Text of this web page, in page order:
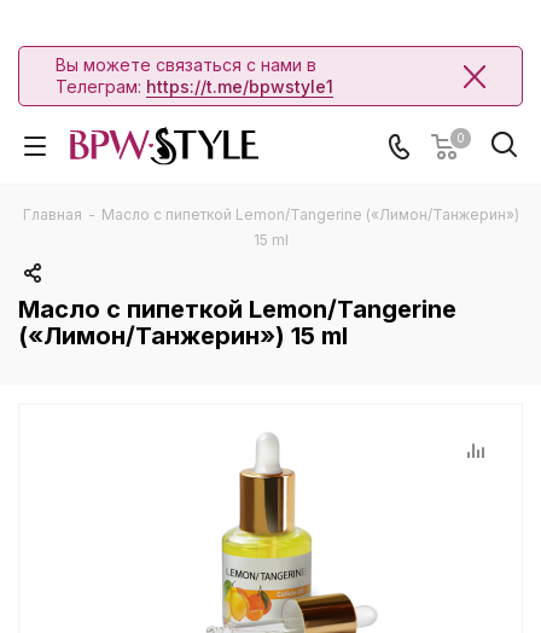
Вы можете связаться с нами в
Телеграм: https://t.me/bpwstyle1
0
Главная - Масло с пипеткой Lemon/Tangerine («Лимон/Танжерин»)
15 ml
Масло с пипеткой Lemon/Tangerine
(«Лимон/Танжерин») 15 ml